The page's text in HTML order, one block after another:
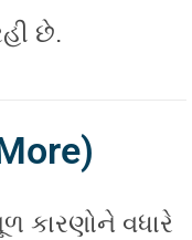
છે.
કારણોને વધારે